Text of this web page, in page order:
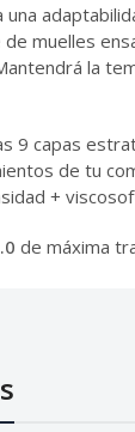
una
muelles
la
9 capas
de tu
+
de máxima